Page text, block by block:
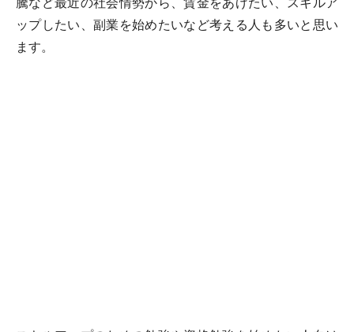
騰など最近の社会情勢から、賃金をあげたい、スキルア
ップしたい、副業を始めたいなど考える人も多いと思い
ます。